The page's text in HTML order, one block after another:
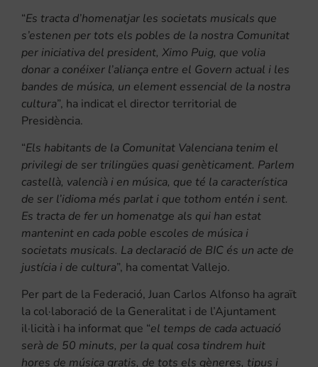
“Es tracta d’homenatjar les societats musicals que
s’estenen per tots els pobles de la nostra Comunitat
per iniciativa del president, Ximo Puig, que volia
donar a conéixer l’aliança entre el Govern actual i les
bandes de música, un element essencial de la nostra
cultura”, ha indicat el director territorial de
Presidència.
“Els habitants de la Comunitat Valenciana tenim el
privilegi de ser trilingües quasi genèticament. Parlem
castellà, valencià i en música, que té la característica
de ser l’idioma més parlat i que tothom entén i sent.
Es tracta de fer un homenatge als qui han estat
mantenint en cada poble escoles de música i
societats musicals. La declaració de BIC és un acte de
justícia i de cultura”, ha comentat Vallejo.
Per part de la Federació, Juan Carlos Alfonso ha agraït
la col·laboració de la Generalitat i de l’Ajuntament
il·licità i ha informat que “el temps de cada actuació
serà de 50 minuts, per la qual cosa tindrem huit
hores de música gratis, de tots els gèneres, tipus i